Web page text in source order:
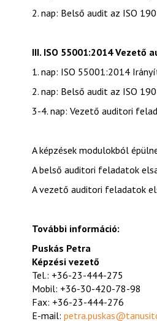
2. nap: Belső audit az ISO
III. ISO 55001:2014 Vezető
1. nap: ISO 55001:2014
2. nap: Belső audit az ISO
3-4. nap: Vezető auditori
A képzések modulokból
A belső auditori feladatok
A vezető auditori feladatok
További információ:
Puskás Petra
Képzési vezető
Tel.: +36-23-444-275
Mobil: +36-30-420-78-98
Fax: +36-23-444-276
E-mail: